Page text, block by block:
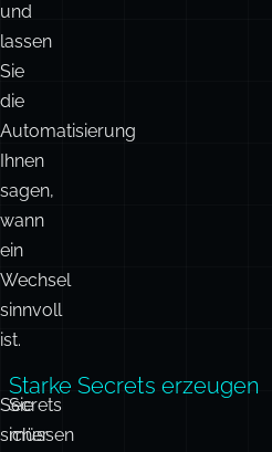
und
lassen
Sie
die
Automatisierung
Ihnen
sagen,
wann
ein
Wechsel
sinnvoll
ist.
Secrets
sicher
Sie
müssen
Starke Secrets erzeugen